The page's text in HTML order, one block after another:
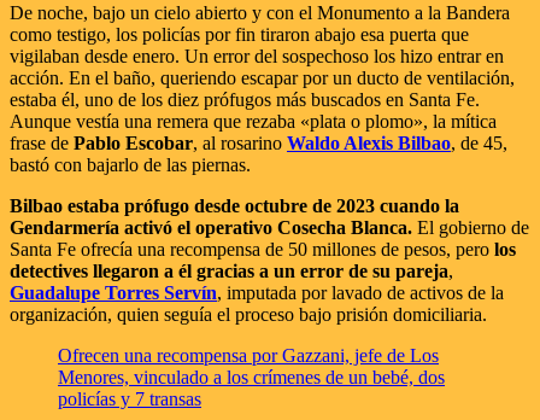
De noche, bajo un cielo abierto y con el Monumento a la Bandera
como testigo, los policías por fin tiraron abajo esa puerta que
vigilaban desde enero. Un error del sospechoso los hizo entrar en
acción. En el baño, queriendo escapar por un ducto de ventilación,
estaba él, uno de los diez prófugos más buscados en Santa Fe.
Aunque vestía una remera que rezaba «plata o plomo», la mítica
frase de Pablo Escobar, al rosarino Waldo Alexis Bilbao, de 45,
bastó con bajarlo de las piernas.
Bilbao estaba prófugo desde octubre de 2023 cuando la
Gendarmería activó el operativo Cosecha Blanca. El gobierno de
Santa Fe ofrecía una recompensa de 50 millones de pesos, pero los
detectives llegaron a él gracias a un error de su pareja,
Guadalupe Torres Servín, imputada por lavado de activos de la
organización, quien seguía el proceso bajo prisión domiciliaria.
Ofrecen una recompensa por Gazzani, jefe de Los
Menores, vinculado a los crímenes de un bebé, dos
policías y 7 transas